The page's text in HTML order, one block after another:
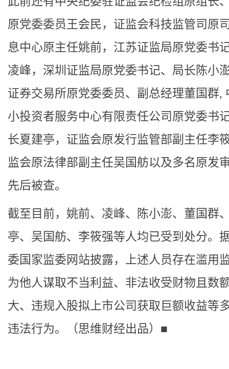
原党委委员王会民，证监会科技监管司原
息中心原主任姚前，江苏证监局原党委书
凌峰，深圳证监局原党委书记、局长陈小
证券交易所原党委委员、副总经理董国群,
小投资者服务中心有限责任公司原党委书
长夏建亭，证监会原发行监管部副主任李
监会原法律部副主任吴国舫以及多名原发
先后被查。
截至目前，姚前、凌峰、陈小澎、董国群
亭、吴国舫、李筱强等人均已受到处分。
委国家监委网站披露，上述人员存在滥用
为他人谋取不当利益、非法收受财物且数
大、违规入股拟上市公司获取巨额收益等
违法行为。（思维财经出品）■